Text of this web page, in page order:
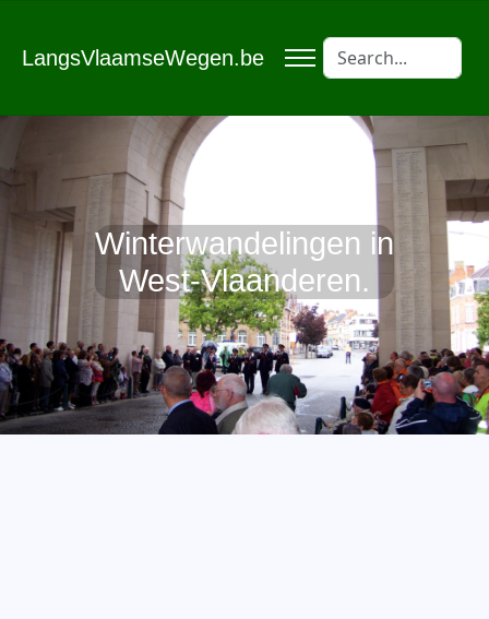
LangsVlaamseWegen.be
Winterwandelingen in
West-Vlaanderen.